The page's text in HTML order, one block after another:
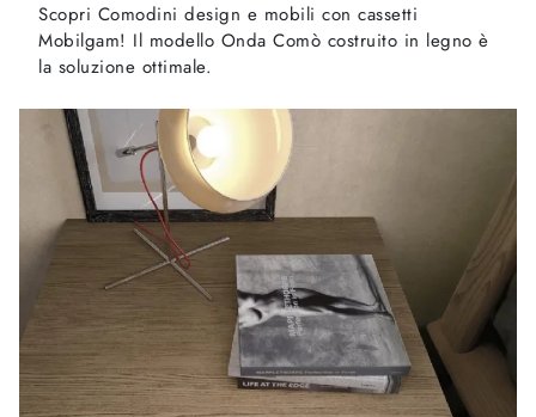
Scopri Comodini design e mobili con cassetti
Mobilgam! Il modello Onda Comò costruito in legno è
la soluzione ottimale.